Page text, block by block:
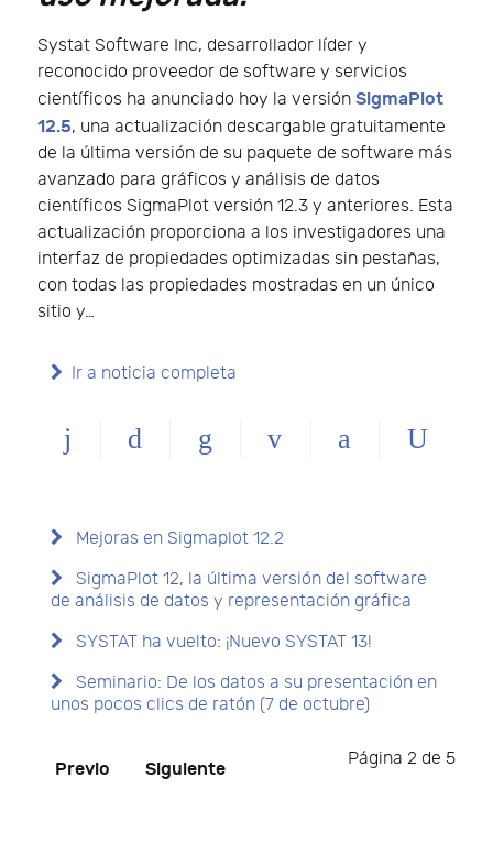
Systat Software Inc, desarrollador líder y
reconocido proveedor de software y servicios
científicos ha anunciado hoy la versión SigmaPlot
12.5, una actualización descargable gratuitamente
de la última versión de su paquete de software más
avanzado para gráficos y análisis de datos
científicos SigmaPlot versión 12.3 y anteriores. Esta
actualización proporciona a los investigadores una
interfaz de propiedades optimizadas sin pestañas,
con todas las propiedades mostradas en un único
sitio y…
Ir a noticia completa
Mejoras en Sigmaplot 12.2
SigmaPlot 12, la última versión del software
de análisis de datos y representación gráfica
SYSTAT ha vuelto: ¡Nuevo SYSTAT 13!
Seminario: De los datos a su presentación en
unos pocos clics de ratón (7 de octubre)
Página 2 de 5
Previo Siguiente